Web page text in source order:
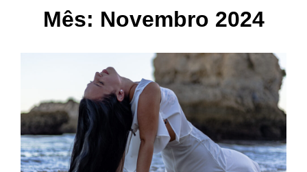
Mês: Novembro 2024